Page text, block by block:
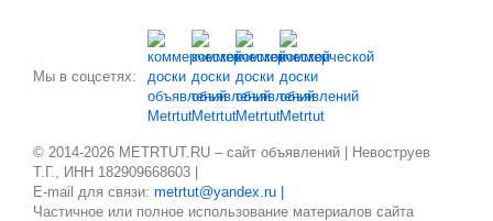
Мы в соцсетях:
© 2014-2026 METRTUT.RU – сайт объявлений | Невоструев
Т.Г., ИНН 182909668603 |
E-mail для связи: metrtut@yandex.ru |
Частичное или полное использование материалов сайта